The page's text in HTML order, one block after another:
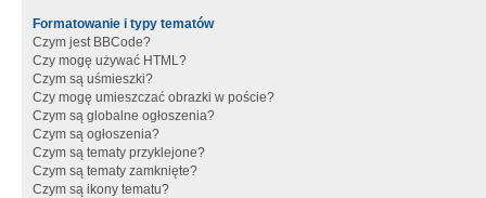
Formatowanie i typy tematów
Czym jest BBCode?
Czy mogę używać HTML?
Czym są uśmieszki?
Czy mogę umieszczać obrazki w poście?
Czym są globalne ogłoszenia?
Czym są ogłoszenia?
Czym są tematy przyklejone?
Czym są tematy zamknięte?
Czym są ikony tematu?